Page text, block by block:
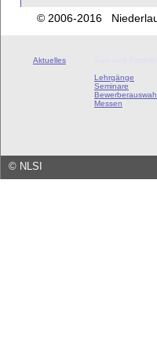
© 2006-2016
Aktuelles
Lehrgänge
Seminare
Messen
© NLSI